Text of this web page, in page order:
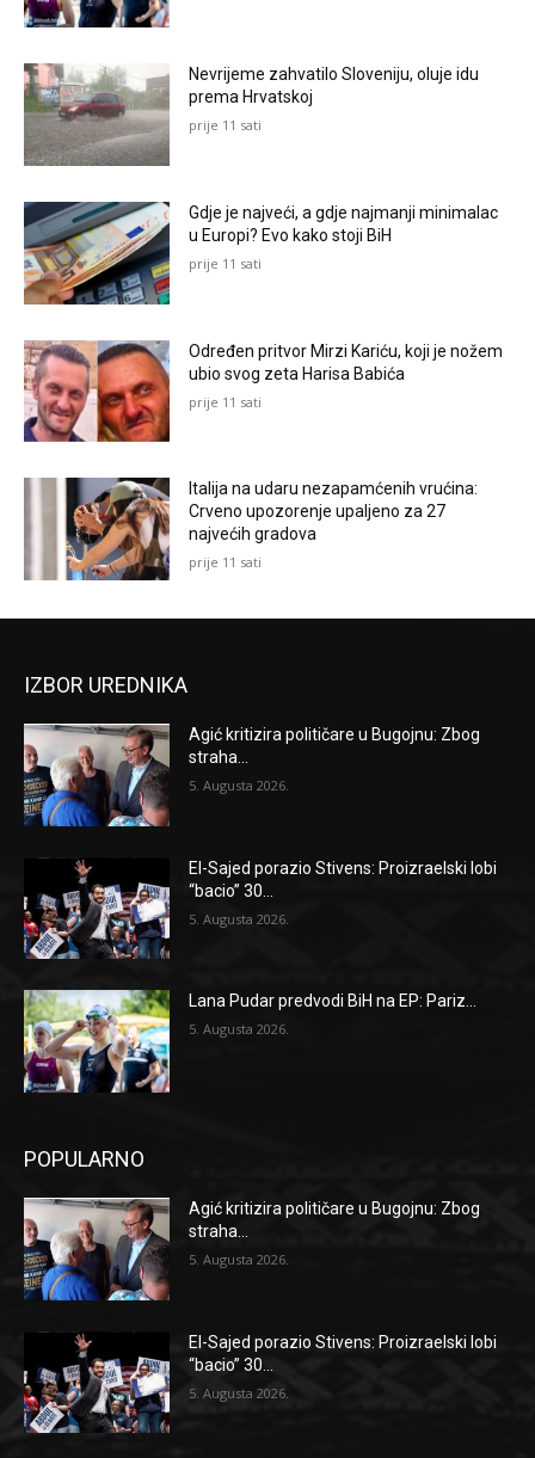
Nevrijeme zahvatilo Sloveniju, oluje idu
prema Hrvatskoj
prije 11 sati
Gdje je najveći, a gdje najmanji minimalac
u Europi? Evo kako stoji BiH
prije 11 sati
Određen pritvor Mirzi Kariću, koji je nožem
ubio svog zeta Harisa Babića
prije 11 sati
Italija na udaru nezapamćenih vrućina:
Crveno upozorenje upaljeno za 27
najvećih gradova
prije 11 sati
IZBOR UREDNIKA
Agić kritizira političare u Bugojnu: Zbog
straha...
5. Augusta 2026.
El-Sajed porazio Stivens: Proizraelski lobi
“bacio” 30...
5. Augusta 2026.
Lana Pudar predvodi BiH na EP: Pariz...
5. Augusta 2026.
POPULARNO
Agić kritizira političare u Bugojnu: Zbog
straha...
5. Augusta 2026.
El-Sajed porazio Stivens: Proizraelski lobi
“bacio” 30...
5. Augusta 2026.